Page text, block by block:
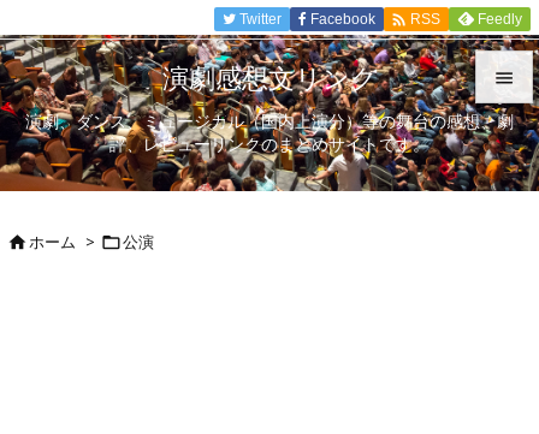


メニュ

Twitter Facebook  RSS Feedly
演劇感想文リンク
演劇、ダンス、ミュージカル（国内上演分）等の舞台の感想、劇
評、レビューリンクのまとめサイトです。
ホーム > 公演